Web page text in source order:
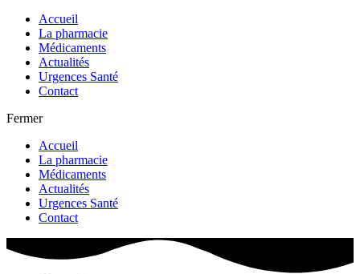
Accueil
La pharmacie
Médicaments
Actualités
Urgences Santé
Contact
Fermer
Accueil
La pharmacie
Médicaments
Actualités
Urgences Santé
Contact